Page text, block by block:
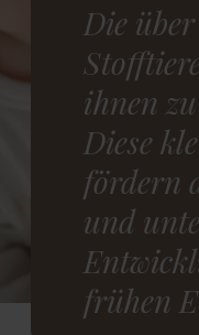
Die
ihnen
Diese
fördern
und
frühen